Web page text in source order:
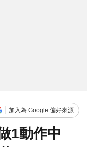
加入為 Google 偏好來源
1動作中